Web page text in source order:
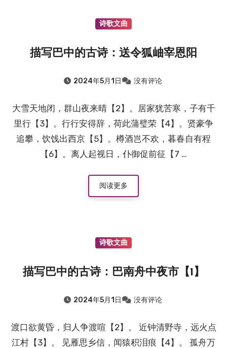
诗歌文曲
描写巴中的古诗：送令狐岫宰恩阳
2024年5月1日 没有评论
大雪天地闭，群山夜来晴【2】。居家犹苦寒，子有千
里行【3】。行行安得辞，荷此蒲璧荣【4】。贤豪争
追攀，饮饯出西京【5】。樽酒岂不欢，暮春自有程
【6】。离人起视日，仆御促前征【7 …
阅读更多
诗歌文曲
描写巴中的古诗：巴南舟中夜市【1】
2024年5月1日 没有评论
渡口欲黄昏，归人争渡喧【2】。 近钟清野寺，远火点
江村【3】。 见雁思乡信，闻猿积泪痕【4】。 孤舟万